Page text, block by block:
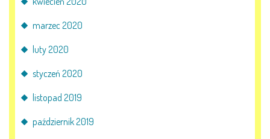
marzec 2020
luty 2020
styczeń 2020
listopad 2019
październik 2019